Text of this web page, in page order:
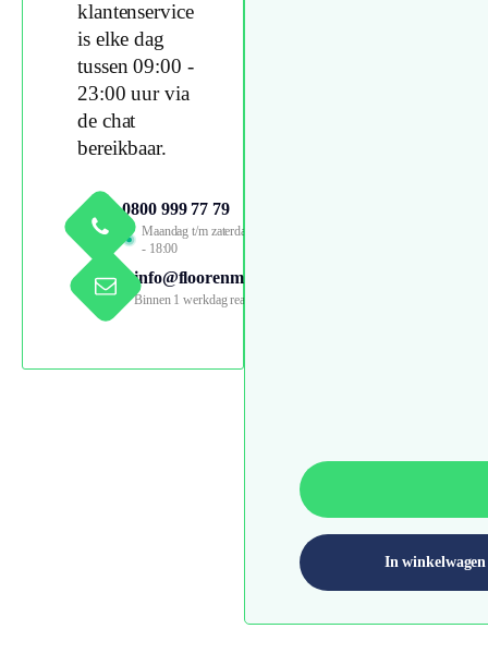
klantenservice
is elke dag
tussen 09:00 -
23:00 uur via
de chat
bereikbaar.
0800 999 77 79
Maandag t/m zaterdag 09:00
- 18:00
info@floorenmore.nl
Binnen 1 werkdag reactie
In winkelwagen